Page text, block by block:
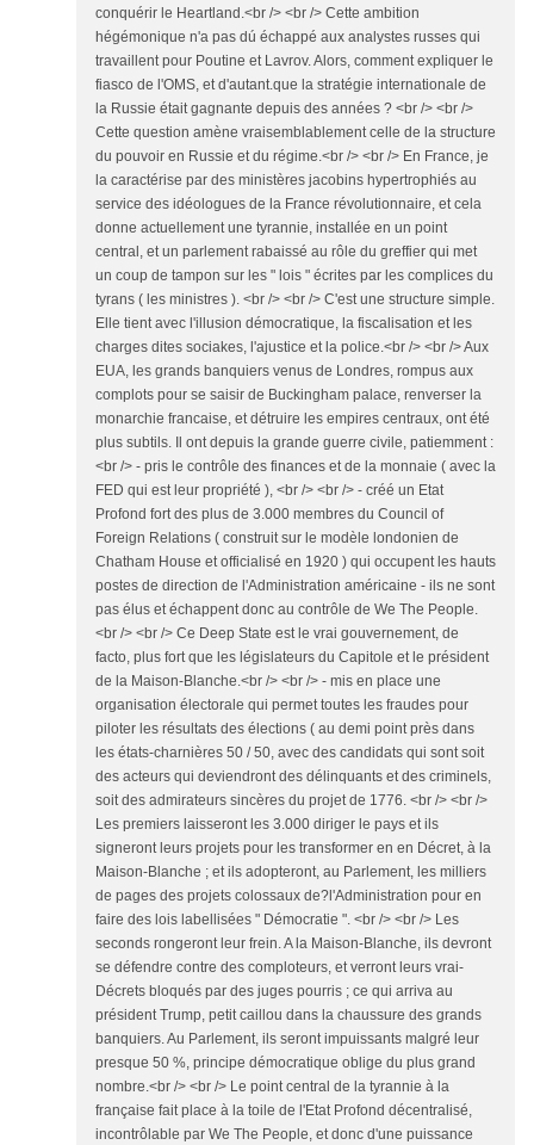
conquérir le Heartland.<br /> <br /> Cette ambition
hégémonique n'a pas dú échappé aux analystes russes qui
travaillent pour Poutine et Lavrov. Alors, comment expliquer le
fiasco de l'OMS, et d'autant.que la stratégie internationale de
la Russie était gagnante depuis des années ? <br /> <br />
Cette question amène vraisemblablement celle de la structure
du pouvoir en Russie et du régime.<br /> <br /> En France, je
la caractérise par des ministères jacobins hypertrophiés au
service des idéologues de la France révolutionnaire, et cela
donne actuellement une tyrannie, installée en un point
central, et un parlement rabaissé au rôle du greffier qui met
un coup de tampon sur les " lois " écrites par les complices du
tyrans ( les ministres ). <br /> <br /> C'est une structure simple.
Elle tient avec l'illusion démocratique, la fiscalisation et les
charges dites sociakes, l'ajustice et la police.<br /> <br /> Aux
EUA, les grands banquiers venus de Londres, rompus aux
complots pour se saisir de Buckingham palace, renverser la
monarchie francaise, et détruire les empires centraux, ont été
plus subtils. Il ont depuis la grande guerre civile, patiemment :
<br /> - pris le contrôle des finances et de la monnaie ( avec la
FED qui est leur propriété ), <br /> <br /> - créé un Etat
Profond fort des plus de 3.000 membres du Council of
Foreign Relations ( construit sur le modèle londonien de
Chatham House et officialisé en 1920 ) qui occupent les hauts
postes de direction de l'Administration américaine - ils ne sont
pas élus et échappent donc au contrôle de We The People.
<br /> <br /> Ce Deep State est le vrai gouvernement, de
facto, plus fort que les législateurs du Capitole et le président
de la Maison-Blanche.<br /> <br /> - mis en place une
organisation électorale qui permet toutes les fraudes pour
piloter les résultats des élections ( au demi point près dans
les états-charnières 50 / 50, avec des candidats qui sont soit
des acteurs qui deviendront des délinquants et des criminels,
soit des admirateurs sincères du projet de 1776. <br /> <br />
Les premiers laisseront les 3.000 diriger le pays et ils
signeront leurs projets pour les transformer en en Décret, à la
Maison-Blanche ; et ils adopteront, au Parlement, les milliers
de pages des projets colossaux de?l'Administration pour en
faire des lois labellisées " Démocratie ". <br /> <br /> Les
seconds rongeront leur frein. A la Maison-Blanche, ils devront
se défendre contre des comploteurs, et verront leurs vrai-
Décrets bloqués par des juges pourris ; ce qui arriva au
président Trump, petit caillou dans la chaussure des grands
banquiers. Au Parlement, ils seront impuissants malgré leur
presque 50 %, principe démocratique oblige du plus grand
nombre.<br /> <br /> Le point central de la tyrannie à la
française fait place à la toile de l'Etat Profond décentralisé,
incontrôlable par We The People, et donc d'une puissance